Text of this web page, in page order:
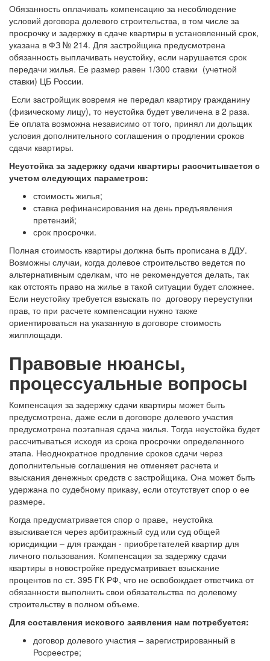
Обязанность оплачивать компенсацию за несоблюдение
условий договора долевого строительства, в том числе за
просрочку и задержку в сдаче квартиры в установленный срок,
указана в ФЗ № 214. Для застройщика предусмотрена
обязанность выплачивать неустойку, если нарушается срок
передачи жилья. Ее размер равен 1/300 ставки (учетной
ставки) ЦБ России.
Если застройщик вовремя не передал квартиру гражданину
(физическому лицу), то неустойка будет увеличена в 2 раза.
Ее оплата возможна независимо от того, принял ли дольщик
условия дополнительного соглашения о продлении сроков
сдачи квартиры.
Неустойка за задержку сдачи квартиры рассчитывается с
учетом следующих параметров:
стоимость жилья;
ставка рефинансирования на день предъявления
претензий;
срок просрочки.
Полная стоимость квартиры должна быть прописана в ДДУ.
Возможны случаи, когда долевое строительство ведется по
альтернативным сделкам, что не рекомендуется делать, так
как отстоять право на жилье в такой ситуации будет сложнее.
Если неустойку требуется взыскать по договору переуступки
прав, то при расчете компенсации нужно также
ориентироваться на указанную в договоре стоимость
жилплощади.
Правовые нюансы,
процессуальные вопросы
Компенсация за задержку сдачи квартиры может быть
предусмотрена, даже если в договоре долевого участия
предусмотрена поэтапная сдача жилья. Тогда неустойка будет
рассчитываться исходя из срока просрочки определенного
этапа. Неоднократное продление сроков сдачи через
дополнительные соглашения не отменяет расчета и
взыскания денежных средств с застройщика. Она может быть
удержана по судебному приказу, если отсутствует спор о ее
размере.
Когда предусматривается спор о праве, неустойка
взыскивается через арбитражный суд или суд общей
юрисдикции – для граждан - приобретателей квартир для
личного пользования. Компенсация за задержку сдачи
квартиры в новостройке предусматривает взыскание
процентов по ст. 395 ГК РФ, что не освобождает ответчика от
обязанности выполнить свои обязательства по долевому
строительству в полном объеме.
Для составления искового заявления нам потребуется:
договор долевого участия – зарегистрированный в
Росреестре;